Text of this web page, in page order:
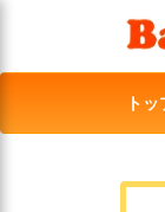
トッ